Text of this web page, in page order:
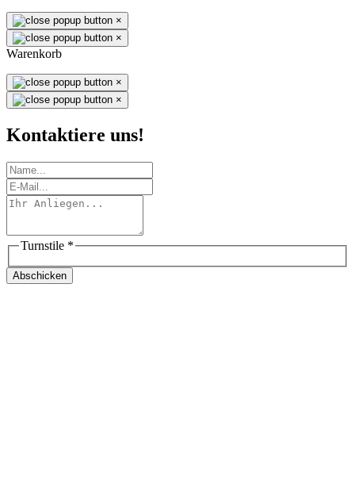
×
×
Warenkorb
×
×
Kontaktiere uns!
Turnstile *
Abschicken